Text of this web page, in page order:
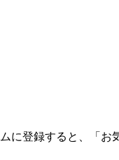
に登録すると、「お